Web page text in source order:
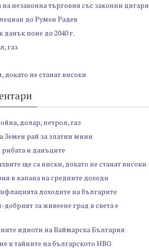
незаконна търговия със законни цигари
до Румен Радев
поне до 2040 г.
газ
докато не станат високи
долар, петрол, газ
Земен рай за златни мини
рибата и данъците
ще са ниски, докато не станат високи
в капана на средните доходи
доходите на българите
добрият за живеене град в света е
идиоти на Ваймарска България
в тайните на българското НВО